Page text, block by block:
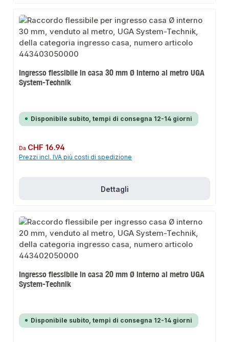
Ingresso flessibile in casa 30 mm Ø interno al metro UGA
System-Technik
Disponibile subito, tempi di consegna 12-14 giorni
Prezzo normale:
Da CHF 16.94
Prezzi incl. IVA più costi di spedizione
Dettagli
Ingresso flessibile in casa 20 mm Ø interno al metro UGA
System-Technik
Disponibile subito, tempi di consegna 12-14 giorni